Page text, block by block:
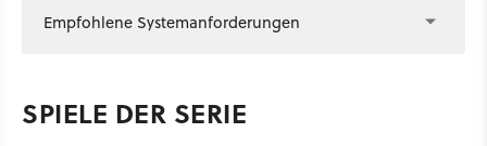
Empfohlene Systemanforderungen
SPIELE DER SERIE